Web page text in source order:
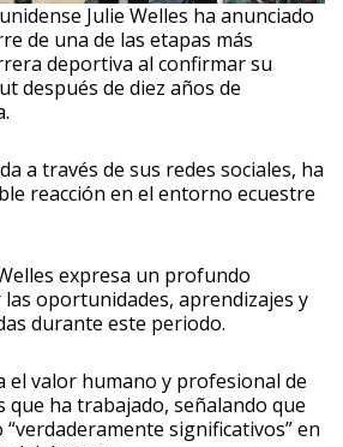
Julie Welles ha anunciado
de una de las etapas más
deportiva al confirmar su
después de diez años de
a través de sus redes sociales, ha
reacción en el entorno ecuestre
expresa un profundo
oportunidades, aprendizajes y
durante este periodo.
el valor humano y profesional de
que ha trabajado, señalando que
significativos” en